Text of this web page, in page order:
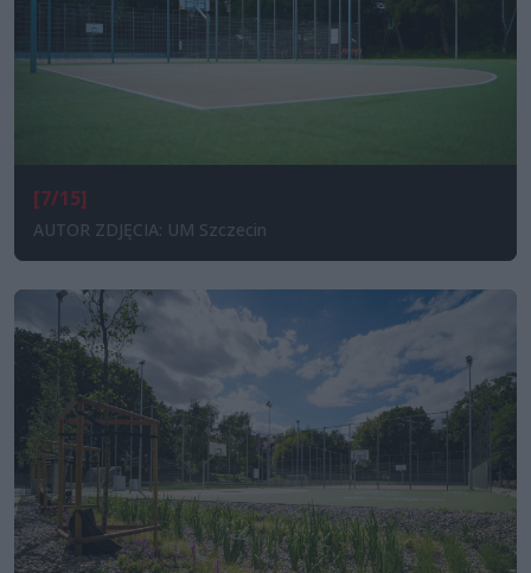
[7/15]
AUTOR ZDJĘCIA: UM Szczecin